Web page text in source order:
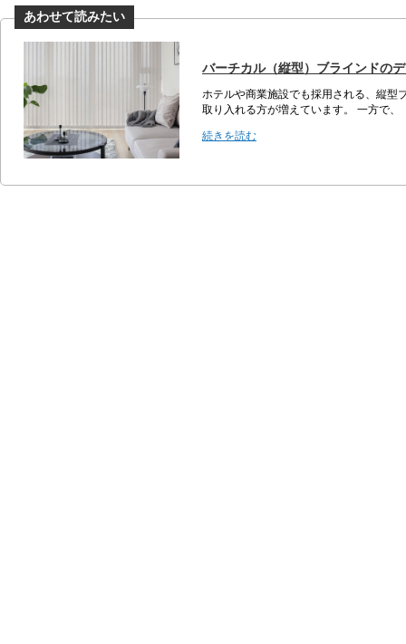
バーチカル（縦型）ブラインドの
ホテルや商業施設でも採用される、縦型
取り入れる方が増えています。 一方で
続きを読む